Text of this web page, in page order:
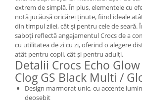
extrem de simplă. În plus, elementele cu
notă jucăușă oricărei ținute, fiind ideale
din timpul zilei, cât și pentru cele de seară.
saboți reflectă angajamentul Crocs de a
cu utilitatea de zi cu zi, oferind o alegere
atât pentru copii, cât și pentru adulți.
Detalii Crocs Echo
Clog GS Black Multi /
Design marmorat unic, cu accente
deosebit